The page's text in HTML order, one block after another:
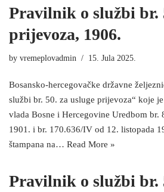
Pravilnik o službi br.
prijevoza, 1906.
by vremeplovadmin 15. Jula 2025.
Bosansko-hercegovačke državne
službi br. 50. za usluge prijevoza“ koje
vlada Bosne i Hercegovine Uredbom
1901. i br. 170.636/IV od 12. listopada
štampana na… Read More »
Pravilnik o službi br.